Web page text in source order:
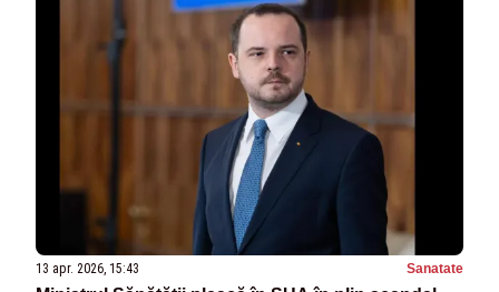
13 apr. 2026, 15:43 Sanatate